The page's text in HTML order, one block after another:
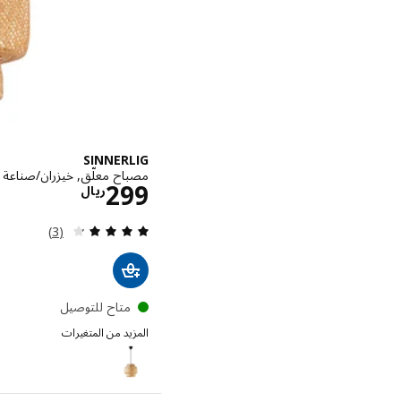
SINNERLIG
مصباح معلّق, خيزران/صناعة
ريال299 الاسعار
مراجعة: 4.3 من أصل 5 نجوم. إجمالي المراجعات:(3)
متاح للتوصيل
المزيد من المتغيرات
SINNERLIG